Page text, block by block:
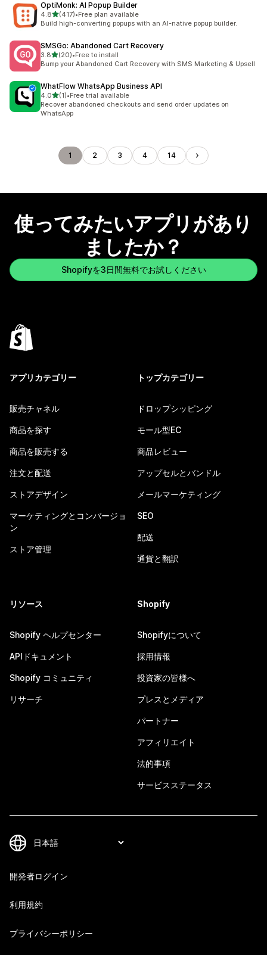
OptiMonk: AI Popup Builder
4.85つ星中
(417)
合計レビュー数：417件
•Free plan available
Build high-converting popups with an AI-native popup builder.
SMSGo: Abandoned Cart Recovery
3.85つ星中
(20)
合計レビュー数：20件
•Free to install
Bump your Abandoned Cart Recovery with SMS Marketing & Upsell
WhatFlow WhatsApp Business API
4.05つ星中
(1)
合計レビュー数：1件
•Free trial available
Recover abandoned checkouts and send order updates on
WhatsApp
1 2 3 4 14
使ってみたいアプリがあり
ましたか？
Shopifyを3日間無料でお試しください
アプリカテゴリー
販売チャネル
商品を探す
商品を販売する
注文と配送
ストアデザイン
マーケティングとコンバージョ
ン
ストア管理
トップカテゴリー
ドロップシッピング
モール型EC
商品レビュー
アップセルとバンドル
メールマーケティング
SEO
配送
通貨と翻訳
リソース
Shopify ヘルプセンター
APIドキュメント
Shopify コミュニティ
リサーチ
Shopify
Shopifyについて
採用情報
投資家の皆様へ
プレスとメディア
パートナー
アフィリエイト
法的事項
サービスステータス
開発者ログイン
利用規約
プライバシーポリシー